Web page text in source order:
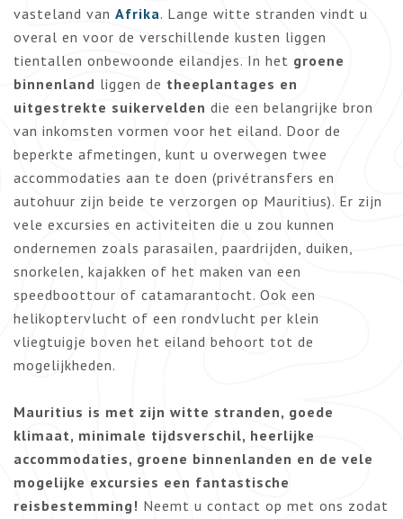
vasteland van Afrika. Lange witte stranden vindt u
overal en voor de verschillende kusten liggen
tientallen onbewoonde eilandjes. In het groene
binnenland liggen de theeplantages en
uitgestrekte suikervelden die een belangrijke bron
van inkomsten vormen voor het eiland. Door de
beperkte afmetingen, kunt u overwegen twee
accommodaties aan te doen (privétransfers en
autohuur zijn beide te verzorgen op Mauritius). Er zijn
vele excursies en activiteiten die u zou kunnen
ondernemen zoals parasailen, paardrijden, duiken,
snorkelen, kajakken of het maken van een
speedboottour of catamarantocht. Ook een
helikoptervlucht of een rondvlucht per klein
vliegtuigje boven het eiland behoort tot de
mogelijkheden.
Mauritius is met zijn witte stranden, goede
klimaat, minimale tijdsverschil, heerlijke
accommodaties, groene binnenlanden en de vele
mogelijke excursies een fantastische
reisbestemming! Neemt u contact op met ons zodat